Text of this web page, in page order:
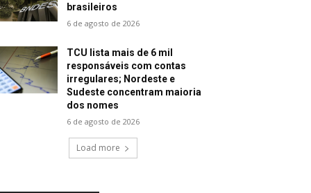
brasileiros
6 de agosto de 2026
TCU lista mais de 6 mil
responsáveis com contas
irregulares; Nordeste e
Sudeste concentram maioria
dos nomes
6 de agosto de 2026
Load more